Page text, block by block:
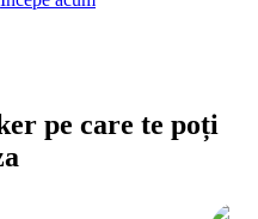
pe care te poți